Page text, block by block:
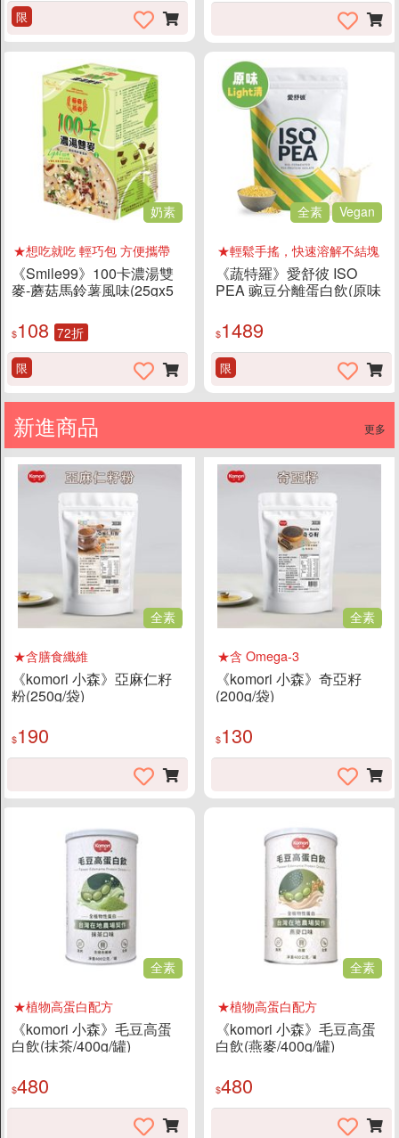
限
奶素
★想吃就吃 輕巧包 方便攜帶
《Smile99》100卡濃湯雙
麥-蘑菇馬鈴薯風味(25gx5
$108 72折
限
全素 Vegan
★輕鬆手搖，快速溶解不結塊
《蔬特羅》愛舒彼 ISO
PEA 豌豆分離蛋白飲(原味
$1489
限
新進商品 更多
全素
★含膳食纖維
《komori 小森》亞麻仁籽
粉(250g/袋)
$190
全素
★含 Omega-3
《komori 小森》奇亞籽
(200g/袋)
$130
全素
★植物高蛋白配方
《komori 小森》毛豆高蛋
白飲(抹茶/400g/罐)
$480
全素
★植物高蛋白配方
《komori 小森》毛豆高蛋
白飲(燕麥/400g/罐)
$480